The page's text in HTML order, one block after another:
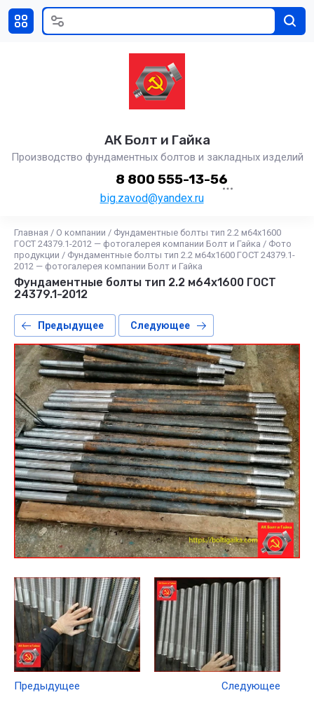
АК Болт и Гайка
Производство фундаментных болтов и закладных изделий
big.zavod@yandex.ru
8 800 555-13-56
Главная / О компании / Фундаментные болты тип 2.2 м64х1600
ГОСТ 24379.1-2012 — фотогалерея компании Болт и Гайка / Фото
продукции / Фундаментные болты тип 2.2 м64х1600 ГОСТ 24379.1-
2012 — фотогалерея компании Болт и Гайка
Фундаментные болты тип 2.2 м64х1600 ГОСТ
24379.1-2012
Предыдущее Следующее
Предыдущее Следующее